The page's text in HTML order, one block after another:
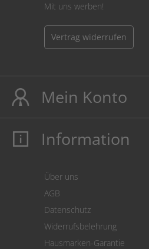
Mit uns werben!
Vertrag widerrufen
Mein Konto
Mein Konto
Information
Über uns
AGB
Datenschutz
Widerrufsbelehrung
Hausmarken-Garantie